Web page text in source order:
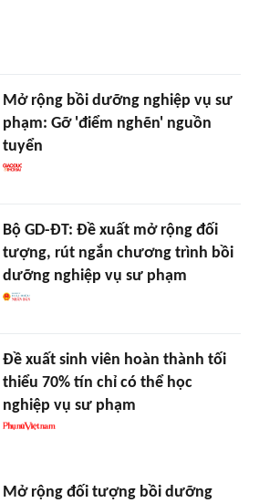
Mở rộng bồi dưỡng nghiệp vụ sư
phạm: Gỡ 'điểm nghẽn' nguồn
tuyển
Bộ GD-ĐT: Đề xuất mở rộng đối
tượng, rút ngắn chương trình bồi
dưỡng nghiệp vụ sư phạm
Đề xuất sinh viên hoàn thành tối
thiểu 70% tín chỉ có thể học
nghiệp vụ sư phạm
Mở rộng đối tượng bồi dưỡng